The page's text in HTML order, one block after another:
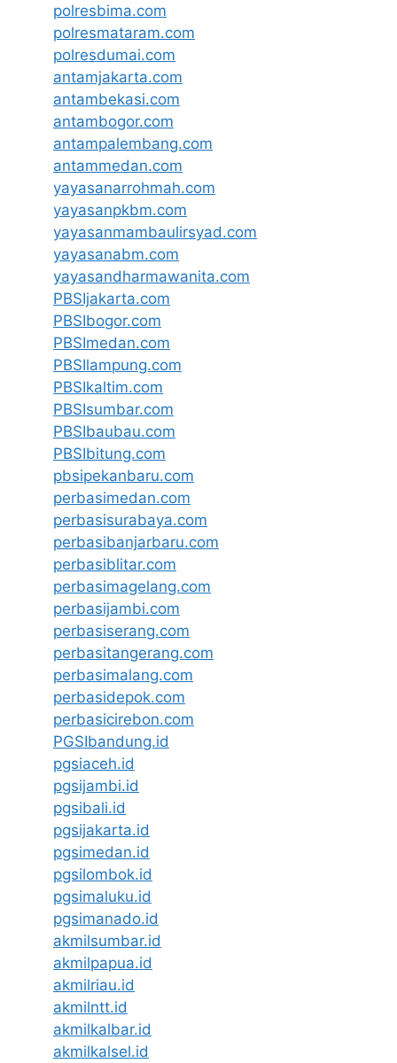
polresbima.com
polresmataram.com
polresdumai.com
antamjakarta.com
antambekasi.com
antambogor.com
antampalembang.com
antammedan.com
yayasanarrohmah.com
yayasanpkbm.com
yayasanmambaulirsyad.com
yayasanabm.com
yayasandharmawanita.com
PBSIjakarta.com
PBSIbogor.com
PBSImedan.com
PBSIlampung.com
PBSIkaltim.com
PBSIsumbar.com
PBSIbaubau.com
PBSIbitung.com
pbsipekanbaru.com
perbasimedan.com
perbasisurabaya.com
perbasibanjarbaru.com
perbasiblitar.com
perbasimagelang.com
perbasijambi.com
perbasiserang.com
perbasitangerang.com
perbasimalang.com
perbasidepok.com
perbasicirebon.com
PGSIbandung.id
pgsiaceh.id
pgsijambi.id
pgsibali.id
pgsijakarta.id
pgsimedan.id
pgsilombok.id
pgsimaluku.id
pgsimanado.id
akmilsumbar.id
akmilpapua.id
akmilriau.id
akmilntt.id
akmilkalbar.id
akmilkalsel.id